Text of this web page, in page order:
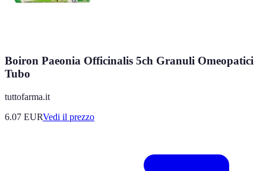
Boiron Paeonia Officinalis 5ch Granuli Omeopatici
Tubo
tuttofarma.it
6.07 EURVedi il prezzo